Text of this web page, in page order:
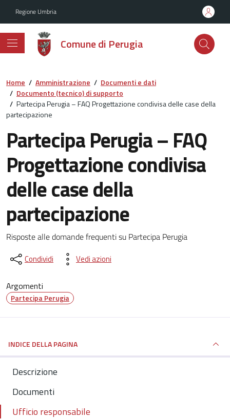
Regione Umbria
Comune di Perugia
Home / Amministrazione / Documenti e dati
/ Documento (tecnico) di supporto
/ Partecipa Perugia – FAQ Progettazione condivisa delle case della
partecipazione
Partecipa Perugia – FAQ
Progettazione condivisa
delle case della
partecipazione
Dettagli del documento
Risposte alle domande frequenti su Partecipa Perugia
Condividi Vedi azioni
Argomenti
Partecipa Perugia
INDICE DELLA PAGINA
Descrizione
Documenti
Ufficio responsabile